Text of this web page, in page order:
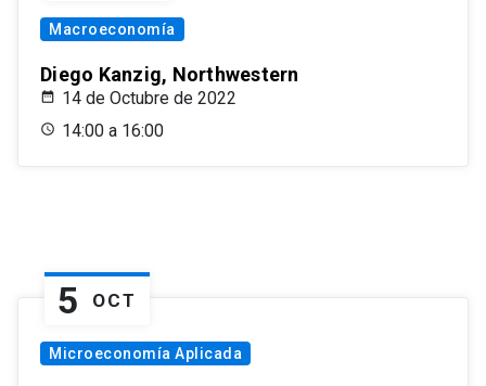
Macroeconomía
Diego Kanzig, Northwestern
14 de Octubre de 2022
14:00 a 16:00
5 OCT
Microeconomía Aplicada